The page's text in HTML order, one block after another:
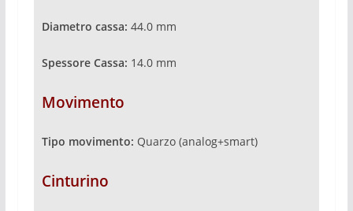
Diametro cassa: 44.0 mm
Spessore Cassa: 14.0 mm
Movimento
Tipo movimento: Quarzo (analog+smart)
Cinturino